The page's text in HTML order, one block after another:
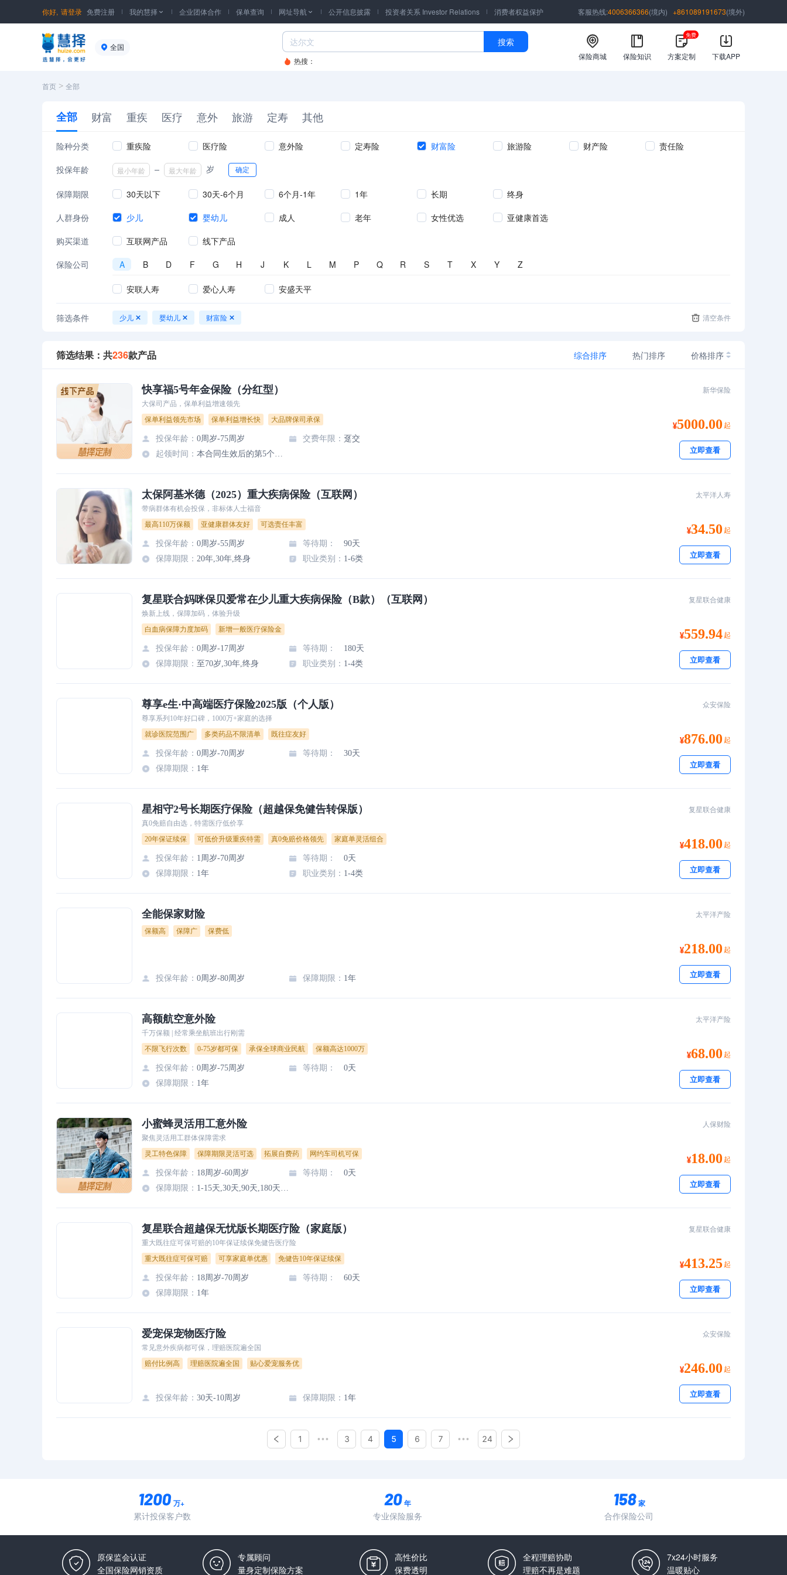
你好, 请登录 免费注册 我的慧择  企业团体合作 保单查询 网址导航  公开信息披露 投资者关系 Investor Relations 消费者权益保护 客服热线:4006366366(境内) +861089191673(境外)
全国 搜索
热搜： 保险商城 保险知识 方案定制
免费
下载APP
首页 > 全部
全部 财富 重疾 医疗 意外 旅游 定寿 其他
险种分类 重疾险 医疗险 意外险 定寿险 财富险 旅游险 财产险
责任险
投保年龄
岁 确定
保障期限 30天以下 30天-6个月 6个月-1年 1年 长期
终身
人群身份
少儿 婴幼儿 成人 老年 女性优选
亚健康首选
购买渠道
互联网产品
线下产品
保险公司
A B D F G H J K L M P Q R S T X Y Z
安联人寿 爱心人寿 安盛天平
筛选条件 少儿 婴幼儿 财富险 清空条件
筛选结果：共236款产品 综合排序 热门排序 价格排序
快享福5号年金保险（分红型）
大保司产品，保单利益增速领先
保单利益领先市场
保单利益增长快 大品牌保司承保
投保年龄 ： 0周岁-75周岁 交费年限 ： 趸交
起领时间 ： 本合同生效后的第5个保单周年日
5000.00 起
立即查看
新华保险
太保阿基米德（2025）重大疾病保险（互联网）
带病群体有机会投保，非标体人士福音
最高110万保额
亚健康群体友好 可选责任丰富
投保年龄 ： 0周岁-55周岁 等待期 ：
90天
保障期限 ： 20年,30年,终身 职业类别 ： 1-6类
34.50 起
立即查看
太平洋人寿
复星联合妈咪保贝爱常在少儿重大疾病保险（B款）（互联网）
焕新上线，保障加码，体验升级
白血病保障力度加码
新增一般医疗保险金
投保年龄 ： 0周岁-17周岁 等待期 ：
180天
保障期限 ： 至70岁,30年,终身 职业类别 ： 1-4类
559.94 起
立即查看
复星联合健康
尊享e生·中高端医疗保险2025版（个人版）
尊享系列10年好口碑，1000万+家庭的选择
就诊医院范围广
多类药品不限清单 既往症友好
投保年龄 ： 0周岁-70周岁 等待期 ：
30天
保障期限 ： 1年
876.00 起
立即查看
众安保险
星相守2号长期医疗保险（超越保免健告转保版）
真0免赔自由选，特需医疗低价享
20年保证续保
可低价升级重疾特需 真0免赔价格领先 家庭单灵活组合
投保年龄 ： 1周岁-70周岁 等待期 ：
0天
保障期限 ： 1年 职业类别 ： 1-4类
418.00 起
立即查看
复星联合健康
全能保家财险
保额高 保障广 保费低
投保年龄 ： 0周岁-80周岁 保障期限 ： 1年
218.00 起
立即查看
太平洋产险
高额航空意外险
千万保额 | 经常乘坐航班出行刚需
不限飞行次数
0-75岁都可保 承保全球商业民航 保额高达1000万
投保年龄 ： 0周岁-75周岁 等待期 ：
0天
保障期限 ： 1年
68.00 起
立即查看
太平洋产险
小蜜蜂灵活用工意外险
聚焦灵活用工群体保障需求
灵工特色保障
保障期限灵活可选 拓展自费药 网约车司机可保
投保年龄 ： 18周岁-60周岁 等待期 ：
0天
保障期限 ： 1-15天,30天,90天,180天,365天
18.00 起
立即查看
人保财险
复星联合超越保无忧版长期医疗险（家庭版）
重大既往症可保可赔的10年保证续保免健告医疗险
重大既往症可保可赔
可享家庭单优惠 免健告10年保证续保
投保年龄 ： 18周岁-70周岁 等待期 ：
60天
保障期限 ： 1年
413.25 起
立即查看
复星联合健康
爱宠保宠物医疗险
常见意外疾病都可保，理赔医院遍全国
赔付比例高
理赔医院遍全国 贴心爱宠服务优
投保年龄 ： 30天-10周岁 保障期限 ： 1年
246.00 起
立即查看
众安保险
1 ••• 3 4 5 6 7 ••• 24
万+
累计投保客户数
年
专业保险服务
家
合作保险公司
原保监会认证
全国保险网销资质
专属顾问
量身定制保险方案
高性价比
保费透明
全程理赔协助
理赔不再是难题
7x24小时服务
温暖贴心